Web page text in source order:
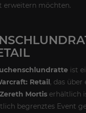
erweitern möchten.
ist
Retail, das
Zereth Mortis erhältlich
begrenztes Event